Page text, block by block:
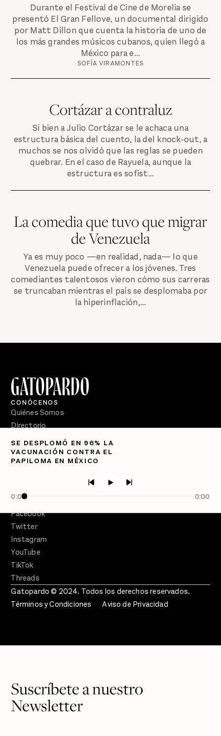
Durante el Festival de Cine de Morelia se
presentó El Gran Fellove, un documental dirigido
por Matt Dillon que cuenta la historia de uno de
los más grandes músicos cubanos, quien llegó a
México para e...
SOFÍA VIRAMONTES
Cortázar a contraluz
Si bien a Julio Cortázar se le achaca una
estructura básica del cuento, la del knock-out, a
muchos se nos olvidó que las reglas se pueden
quebrar. En el caso de Rayuela, aunque la
estructura es sofist...
La comedia que tuvo que migrar
de Venezuela
Ya es muy poco —en realidad, nada— lo que
Venezuela puede ofrecer a los jóvenes. Tres
comediantes talentosos vieron cómo sus carreras
se truncaban mientras el país se desplomaba por
la hiperinflación,...
SE DESPLOMÓ EN 96% LA
VACUNACIÓN CONTRA EL
PAPILOMA EN MÉXICO
0:00 0:00
CONÓCENOS
Quiénes Somos
Directorio
PÓDCASTS
Semanario Gatopardo
Facebook
Twitter
Instagram
YouTube
TikTok
Threads
Gatopardo © 2024. Todos los derechos reservados.
Términos y Condiciones
Aviso de Privacidad
Suscríbete a nuestro
Newsletter